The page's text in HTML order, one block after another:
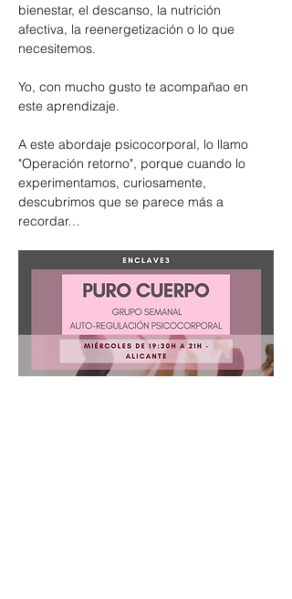
bienestar, el descanso, la nutrición
afectiva, la reenergetización o lo que
necesitemos.
Yo, con mucho gusto te acompañao en
este aprendizaje.
A este abordaje psicocorporal, lo llamo
"Operación retorno", porque cuando lo
experimentamos, curiosamente,
descubrimos que se parece más a
recordar…